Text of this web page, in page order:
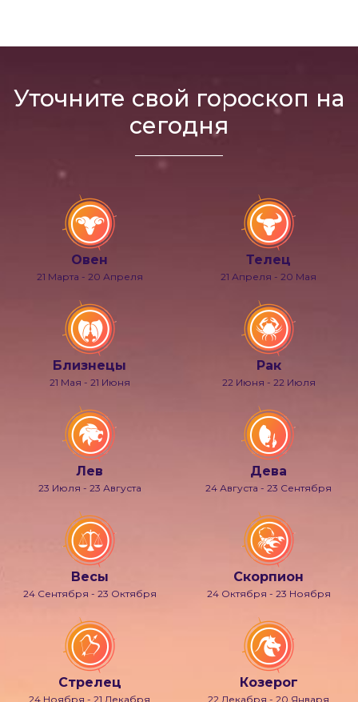
Уточните свой гороскоп на
сегодня
Овен
21 Марта - 20 Апреля
Телец
21 Апреля - 20 Мая
Близнецы
21 Мая - 21 Июня
Рак
22 Июня - 22 Июля
Лев
23 Июля - 23 Августа
Дева
24 Августа - 23 Сентября
Весы
24 Сентября - 23 Октября
Скорпион
24 Октября - 23 Ноября
Стрелец
24 Ноября - 21 Декабря
Козерог
22 Декабря - 20 Января